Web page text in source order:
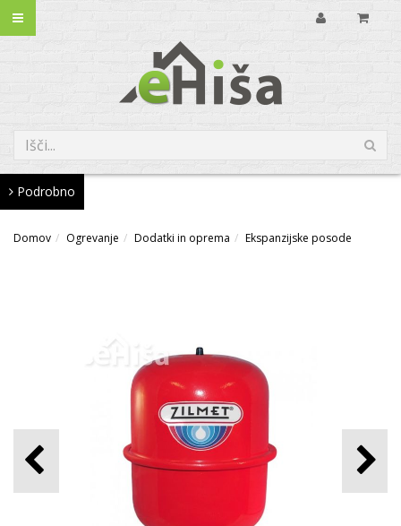
Podrobno
Domov Ogrevanje Dodatki in oprema Ekspanzijske posode